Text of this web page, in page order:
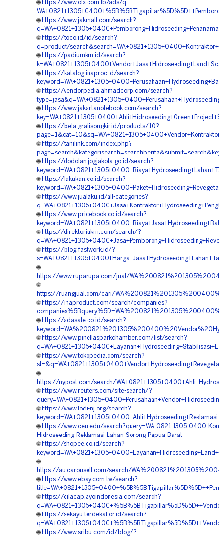
🌐 https://www.olx.com.lb/ads/q-
🌐 https://www.jakmall.com/search?
🌐 https://toco.id/id/search?
q=product/
🌐 https://padiumkm.id/search?
🌐 https://katalog.inaproc.id/search?
🌐 https://vendorpedia.ahmadcorp.com/search?
🌐 https://www.jakartanotebook.com/search?
🌐 https://bela.gratisongkir.id/products/10?
🌐 https://tanilink.com/index.php?
🌐 https://dodolan.jogjakota.go.id/search?
🌐 https://lakukan.co.id/search?
🌐 https://www.jualaku.id/all-categories?
🌐 https://www.pricebook.co.id/search?
🌐 https://direktoriukm.com/search/?
🌐 https://blog.fastwork.id/?
🌐
https://www.ruparupa.com/jual/
🌐
https://ruangjual.com/cari/
🌐 https://inaproduct.com/search/companies?
🌐 https://adasale.co.id/search?
🌐 https://www.pinellasparkchamber.com/list/search?
🌐 https://www.tokopedia.com/search?
🌐
https://nypost.com/search/
🌐 https://www.reuters.com/site-search/?
🌐 https://www.lodi-nj.org/search?
🌐 https://www.ceu.edu/search?query=WA-0821-1305-0400-
Hidroseeding-Reklamasi-Lahan-Sorong-Papua-Barat
🌐 https://shopee.co.id/search?
🌐
https://au.carousell.com/search/
🌐 https://www.ebay.com.tw/search?
🌐 https://cilacap.ayoindonesia.com/search?
🌐 https://sekayu.terdekat.or.id/search?
🌐 https://www.sribu.com/id/blog/?